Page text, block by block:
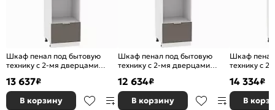
Шкаф пенал под бытовую
технику с 2-мя дверцами
шкафов высотой 920) Смоки
Софт-Белый
13 637₽
В корзину
Шкаф пенал под бытовую
технику с 2-мя дверцами
шкафов высотой 720) Смоки
Софт-Белый
12 634₽
В корзину
Шкаф
технику с
верхних
Смоки
14 334₽
В